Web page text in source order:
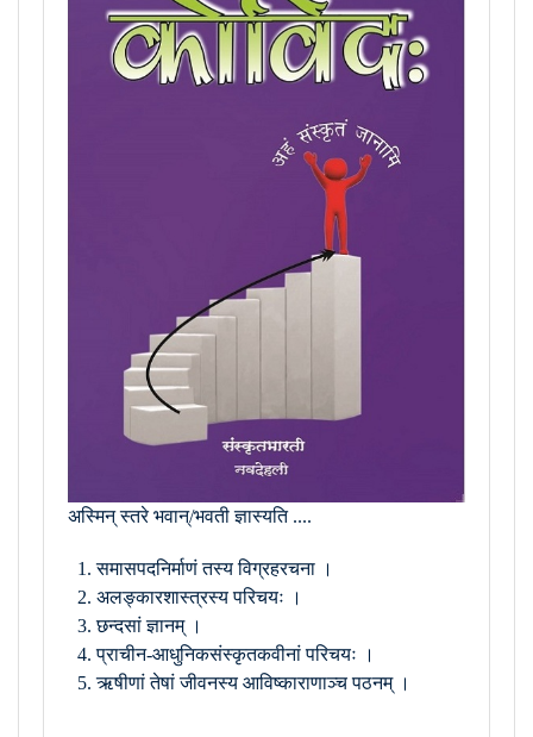
अस्मिन् स्तरे भवान्/भवती ज्ञास्यति ....
समासपदनिर्माणं तस्य विग्रहरचना ।
अलङ्कारशास्त्रस्य परिचयः ।
छन्दसां ज्ञानम् ।
प्राचीन-आधुनिकसंस्कृतकवीनां परिचयः ।
ऋषीणां तेषां जीवनस्य आविष्काराणाञ्च पठनम् ।